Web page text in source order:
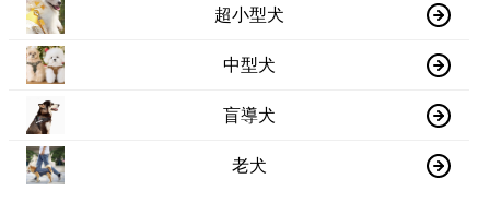
超小型犬
中型犬
盲導犬
老犬